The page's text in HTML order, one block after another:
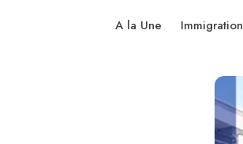
A la Une Immigration